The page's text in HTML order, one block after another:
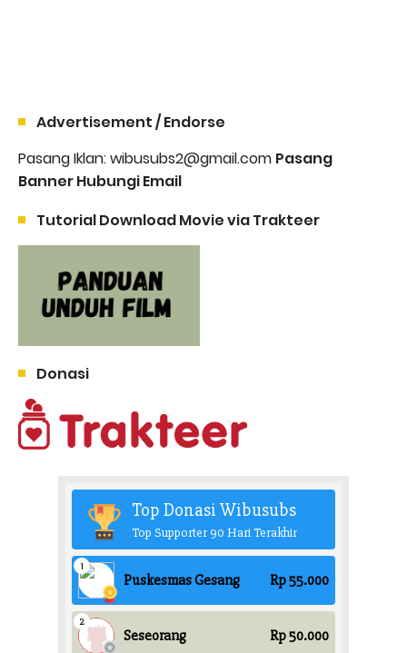
Advertisement / Endorse
Pasang Iklan: wibusubs2@gmail.com Pasang
Banner Hubungi Email
Tutorial Download Movie via Trakteer
Donasi